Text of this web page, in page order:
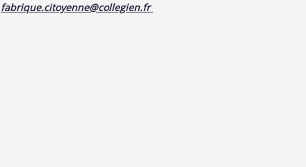
fabrique.citoyenne@collegien.fr